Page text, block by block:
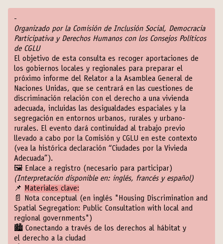
-
Organizado por la Comisión de Inclusión Social, Democracia
Participativa y Derechos Humanos con los Consejos Políticos
de CGLU
El objetivo de esta consulta es recoger aportaciones de
los gobiernos locales y regionales para preparar el
próximo informe del Relator a la Asamblea General de
Naciones Unidas, que se centrará en las cuestiones de
discriminación relación con el derecho a una vivienda
adecuada, incluidas las desigualdades espaciales y la
segregación en entornos urbanos, rurales y urbano-
rurales. El evento dará continuidad al trabajo previo
llevado a cabo por la Comisión y CGLU en este contexto
(vea la histórica declaración “Ciudades por la Vivieda
Adecuada”).
🖼️ Enlace a registro (necesario para participar)
(Interpretación disponible en: inglés, francés y español)
📌
Materiales clave:
📄
Nota conceptual (en inglés "Housing Discrimination and
Spatial Segregation: Public Consultation with local and
regional governments")
🏙 Conectando a través de los derechos al hábitat y
el derecho a la ciudad